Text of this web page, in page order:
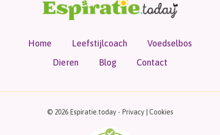
Home Leefstijlcoach
Voedselbos
Dieren
Blog Contact
© 2026 Espiratie.today - Privacy| Cookies